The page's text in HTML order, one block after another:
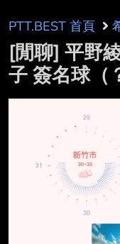
PTT.BEST 首頁
[閒聊] 平野
子 簽名球（